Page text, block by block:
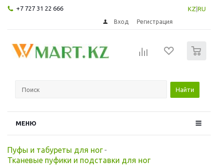
+7 727 31 22 666 KZ RU
Вход Регистрация
Найти
МЕНЮ
Пуфы и табуреты для ног -
Тканевые пуфики и подставки для ног